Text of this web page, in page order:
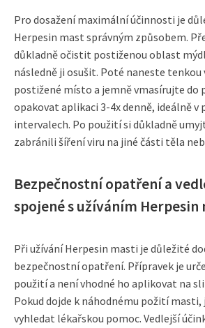
Pro dosažení maximální účinnosti je
Herpesin mast správným způsobem.
důkladně očistit postiženou oblast
následně ji osušit. Poté naneste
postižené místo a jemně vmasírujte do
opakovat aplikaci 3-4x denně, ideálně v
intervalech. Po použití si důkladně
zabránili šíření viru na jiné části těla
Bezpečnostní opatření a
spojené s užíváním Herpesin
Při užívání Herpesin masti je důležité
bezpečnostní opatření. Přípravek je
použití a není vhodné ho aplikovat na
Pokud dojde k náhodnému požití
vyhledat lékařskou pomoc. Vedlejší